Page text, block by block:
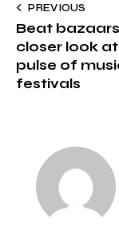
PREVIOUS
Beat
closer look
pulse of
festivals